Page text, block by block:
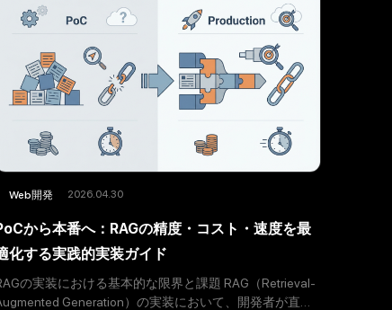
Web開発 2026.04.30
から本番へ：RAGの精度・コスト・速度を最
化する実践的実装ガイド
の実装における基本的な限界と課題 RAG（Retrieval-
Generation）の実装において、開発者が直面